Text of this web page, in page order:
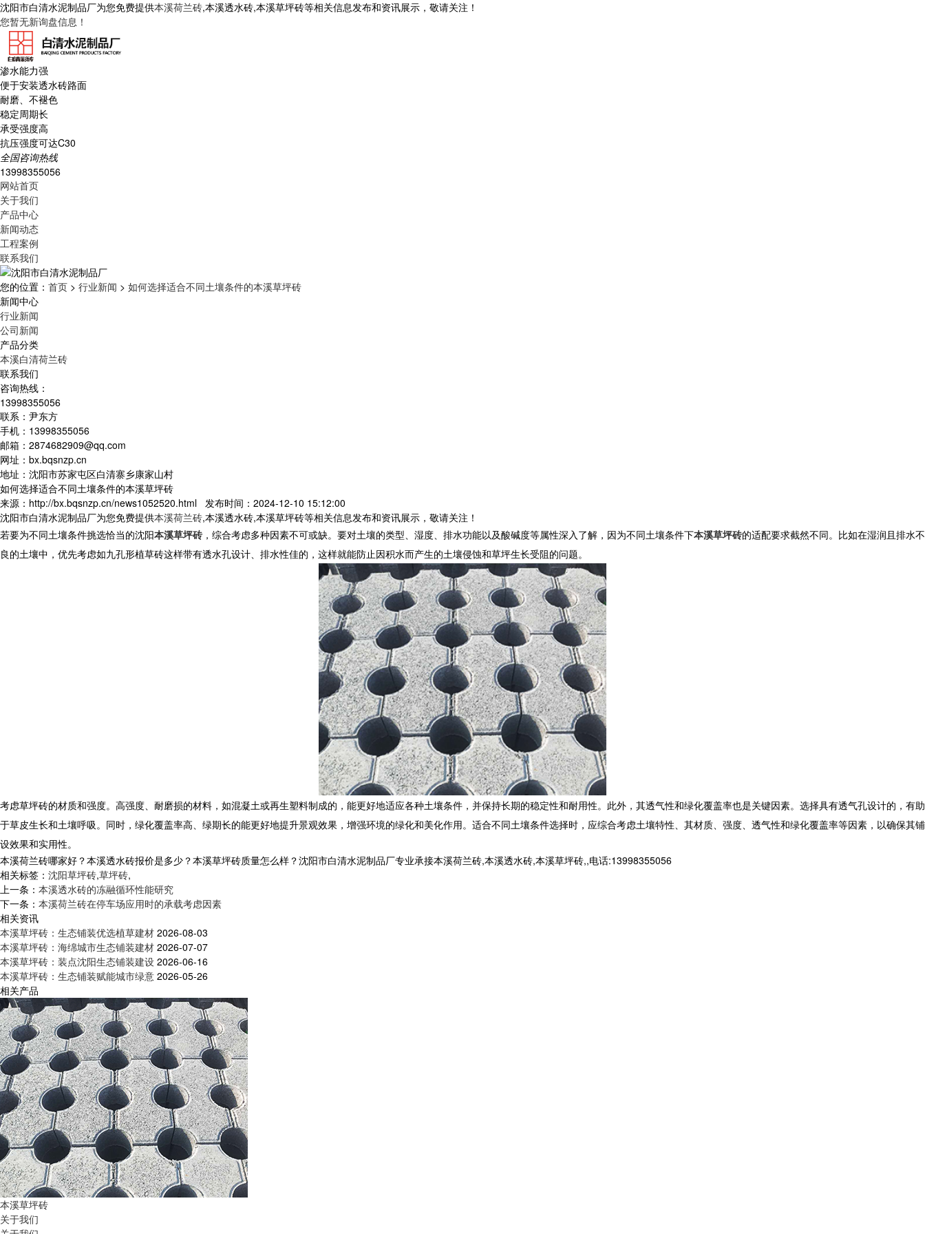
沈阳市白清水泥制品厂为您免费提供本溪荷兰砖,本溪透水砖,本溪草坪砖等相关信息发布和资讯展示，敬请关注！
您暂无新询盘信息！
渗水能力强
便于安装透水砖路面
耐磨、不褪色
稳定周期长
承受强度高
抗压强度可达C30
全国咨询热线
13998355056
网站首页
关于我们
产品中心
新闻动态
工程案例
联系我们
您的位置： 首页 > 行业新闻 > 如何选择适合不同土壤条件的本溪草坪砖
新闻中心
行业新闻
公司新闻
产品分类
本溪白清荷兰砖
联系我们
咨询热线：
13998355056
联系：尹东方
手机：13998355056
邮箱：2874682909@qq.com
网址：bx.bqsnzp.cn
地址：沈阳市苏家屯区白清寨乡康家山村
如何选择适合不同土壤条件的本溪草坪砖
来源：http://bx.bqsnzp.cn/news1052520.html 发布时间：2024-12-10 15:12:00
沈阳市白清水泥制品厂为您免费提供本溪荷兰砖,本溪透水砖,本溪草坪砖等相关信息发布和资讯展示，敬请关注！
若要为不同土壤条件挑选恰当的沈阳本溪草坪砖 ，综合考虑多种因素不可或缺。要对土壤的类型、湿度、排水功能以及酸碱度等属性深入了解，因为不同土壤条件下本溪草坪砖的适配要求截然不同。比如在湿润且排水不
良的土壤中，优先考虑如九孔形植草砖这样带有透水孔设计、排水性佳的，这样就能防止因积水而产生的土壤侵蚀和草坪生长受阻的问题。
考虑草坪砖的材质和强度。高强度、耐磨损的材料，如混凝土或再生塑料制成的，能更好地适应各种土壤条件，并保持长期的稳定性和耐用性。此外，其透气性和绿化覆盖率也是关键因素。选择具有透气孔设计的，有助
于草皮生长和土壤呼吸。同时，绿化覆盖率高、绿期长的能更好地提升景观效果，增强环境的绿化和美化作用。适合不同土壤条件选择时，应综合考虑土壤特性、其材质、强度、透气性和绿化覆盖率等因素，以确保其铺
设效果和实用性。
本溪荷兰砖哪家好？本溪透水砖报价是多少？本溪草坪砖质量怎么样？沈阳市白清水泥制品厂专业承接本溪荷兰砖,本溪透水砖,本溪草坪砖,,电话:13998355056
相关标签： 沈阳草坪砖,草坪砖,
上一条： 本溪透水砖的冻融循环性能研究
下一条： 本溪荷兰砖在停车场应用时的承载考虑因素
相关资讯
本溪草坪砖：生态铺装优选植草建材 2026-08-03
本溪草坪砖：海绵城市生态铺装建材 2026-07-07
本溪草坪砖：装点沈阳生态铺装建设 2026-06-16
本溪草坪砖：生态铺装赋能城市绿意 2026-05-26
相关产品
本溪草坪砖
关于我们